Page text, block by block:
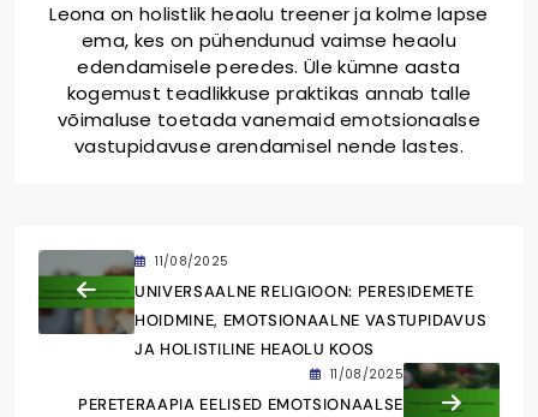
Leona on holistlik heaolu treener ja kolme lapse
ema, kes on pühendunud vaimse heaolu
edendamisele peredes. Üle kümne aasta
kogemust teadlikkuse praktikas annab talle
võimaluse toetada vanemaid emotsionaalse
vastupidavuse arendamisel nende lastes.
11/08/2025
UNIVERSAALNE RELIGIOON: PERESIDEMETE
HOIDMINE, EMOTSIONAALNE VASTUPIDAVUS
JA HOLISTILINE HEAOLU KOOS
11/08/2025
PERETERAAPIA EELISED EMOTSIONAALSE